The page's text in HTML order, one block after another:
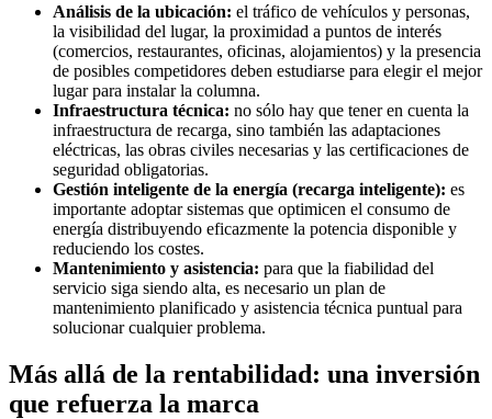
Análisis de la ubicación: el tráfico de vehículos y personas,
la visibilidad del lugar, la proximidad a puntos de interés
(comercios, restaurantes, oficinas, alojamientos) y la presencia
de posibles competidores deben estudiarse para elegir el mejor
lugar para instalar la columna.
Infraestructura técnica: no sólo hay que tener en cuenta la
infraestructura de recarga, sino también las adaptaciones
eléctricas, las obras civiles necesarias y las certificaciones de
seguridad obligatorias.
Gestión inteligente de la energía (recarga inteligente): es
importante adoptar sistemas que optimicen el consumo de
energía distribuyendo eficazmente la potencia disponible y
reduciendo los costes.
Mantenimiento y asistencia: para que la fiabilidad del
servicio siga siendo alta, es necesario un plan de
mantenimiento planificado y asistencia técnica puntual para
solucionar cualquier problema.
Más allá de la rentabilidad: una inversión
que refuerza la marca